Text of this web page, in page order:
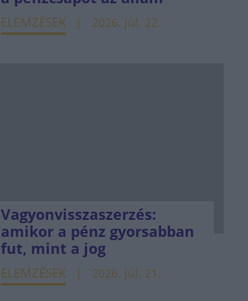
ELEMZÉSEK 2026. júl. 22.
Vagyonvisszaszerzés:
amikor a pénz gyorsabban
fut, mint a jog
ELEMZÉSEK 2026. júl. 21.